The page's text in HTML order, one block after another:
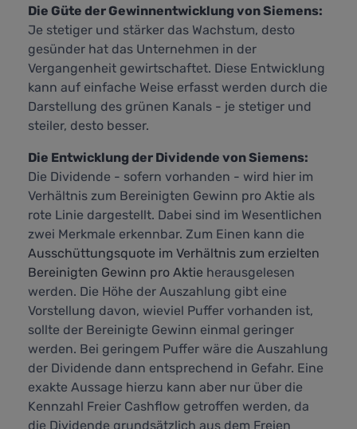
Die Güte der Gewinnentwicklung von Siemens:
Je stetiger und stärker das Wachstum, desto
gesünder hat das Unternehmen in der
Vergangenheit gewirtschaftet. Diese Entwicklung
kann auf einfache Weise erfasst werden durch die
Darstellung des grünen Kanals - je stetiger und
steiler, desto besser.
Die Entwicklung der Dividende von Siemens:
Die Dividende - sofern vorhanden - wird hier im
Verhältnis zum Bereinigten Gewinn pro Aktie als
rote Linie dargestellt. Dabei sind im Wesentlichen
zwei Merkmale erkennbar. Zum Einen kann die
Ausschüttungsquote im Verhältnis zum erzielten
Bereinigten Gewinn pro Aktie herausgelesen
werden. Die Höhe der Auszahlung gibt eine
Vorstellung davon, wieviel Puffer vorhanden ist,
sollte der Bereinigte Gewinn einmal geringer
werden. Bei geringem Puffer wäre die Auszahlung
der Dividende dann entsprechend in Gefahr. Eine
exakte Aussage hierzu kann aber nur über die
Kennzahl Freier Cashflow getroffen werden, da
die Dividende grundsätzlich aus dem Freien